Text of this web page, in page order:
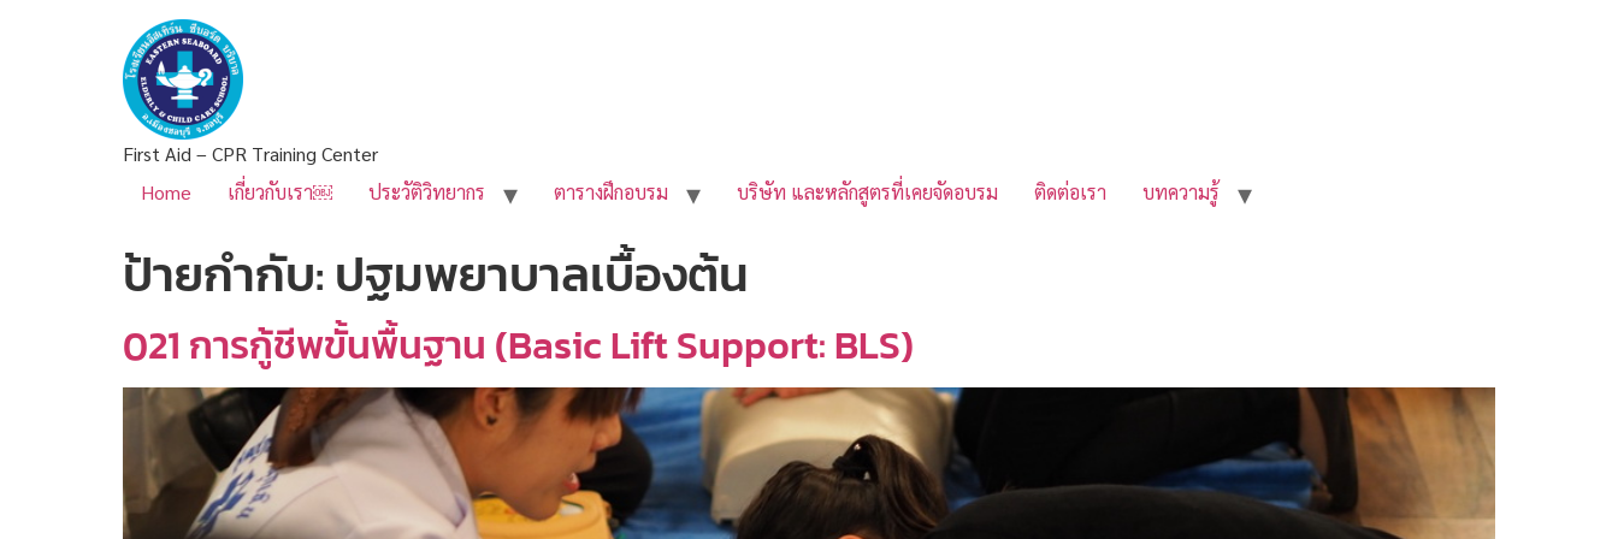
First Aid – CPR Training Center
Home
เกี่ยวกับเรา￼ ประวัติวิทยากร ตารางฝึกอบรม บริษัท และหลักสูตรที่เคยจัดอบรม ติดต่อเรา บทความรู้
ป้ายกำกับ: ปฐมพยาบาลเบื้องต้น
021 การกู้ชีพขั้นพื้นฐาน (Basic Lift Support: BLS)